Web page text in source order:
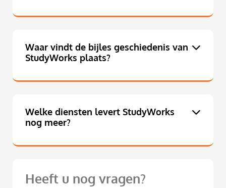
Waar vindt de bijles geschiedenis van
StudyWorks plaats?
Welke diensten levert StudyWorks
nog meer?
Heeft u nog vragen?